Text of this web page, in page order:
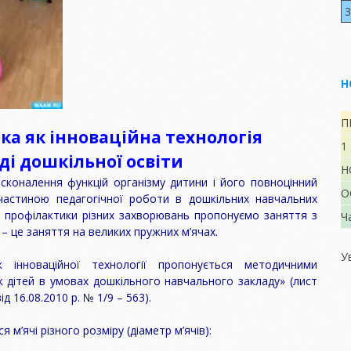
у ЗДО
для
і
дітей
БАНК ОСВІТНІХ
РЕСУРСІВ
ДІТЯМ
дітей
ЗДО
в
ДОШКІЛЬНУ
ОСВІТУ”
КОМПОНЕНТ ЗДО
якості
ЗДО
як інноваційна технологія
дошкільної освіти
функцій організму дитини і його повноцінний
педагогічної роботи в дошкільних навчальних
різних захворювань пропонуємо заняття з
це заняття на великих пружних м’ячах.
інноваційної технології пропонується методичними
в умовах дошкільного навчального закладу» (лист
16.08.2010 р. № 1/9 – 563).
різного розміру (діаметр м’ячів):
1